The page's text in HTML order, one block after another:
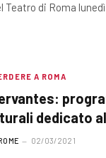
Teatro di Roma
A ROMA
dedicato
02/03/2021